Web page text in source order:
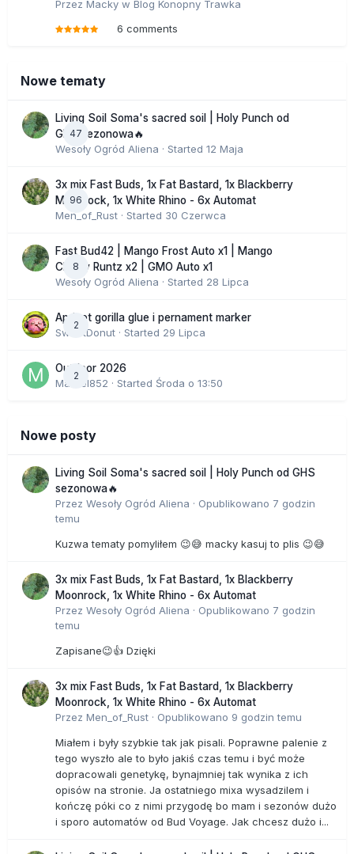
Przez Macky w Blog Konopny Trawka
6 comments
Nowe tematy
47
Living Soil Soma's sacred soil | Holy Punch od
GHS sezonowa🔥
Wesoły Ogród Aliena · Started 12 Maja
96
3x mix Fast Buds, 1x Fat Bastard, 1x Blackberry
Moonrock, 1x White Rhino - 6x Automat
Men_of_Rust · Started 30 Czerwca
8
Fast Bud42 | Mango Frost Auto x1 | Mango
Cherry Runtz x2 | GMO Auto x1
Wesoły Ogród Aliena · Started 28 Lipca
2
Apricot gorilla glue i pernament marker
SweetDonut · Started 29 Lipca
2
Outdoor 2026
Marcel852 · Started Środa o 13:50
Nowe posty
Living Soil Soma's sacred soil | Holy Punch od GHS
sezonowa🔥
Przez Wesoły Ogród Aliena · Opublikowano 7 godzin
temu
Kuzwa tematy pomyliłem 😉😅 macky kasuj to plis 😉😅
3x mix Fast Buds, 1x Fat Bastard, 1x Blackberry
Moonrock, 1x White Rhino - 6x Automat
Przez Wesoły Ogród Aliena · Opublikowano 7 godzin
temu
Zapisane😉👍 Dzięki
3x mix Fast Buds, 1x Fat Bastard, 1x Blackberry
Moonrock, 1x White Rhino - 6x Automat
Przez Men_of_Rust · Opublikowano 9 godzin temu
Miałem i były szybkie tak jak pisali. Poprawne palenie z
tego wyszło ale to było jakiś czas temu i być może
dopracowali genetykę, bynajmniej tak wynika z ich
opisów na stronie. Ja ostatniego mixa wysadzilem i
kończę póki co z nimi przygodę bo mam i sezonów dużo
i sporo automatów od Bud Voyage. Jak chcesz dużo i...